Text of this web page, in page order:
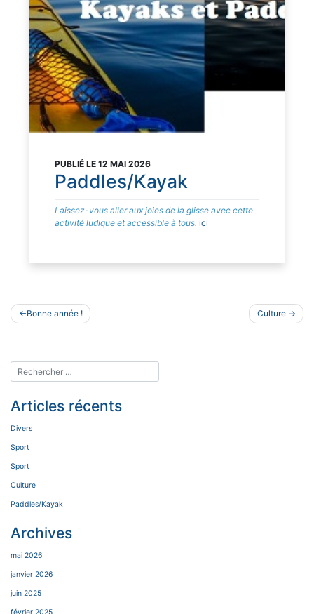
PUBLIÉ LE 12 MAI 2026
Paddles/Kayak
Laissez-vous aller aux joies de la glisse avec cette
activité ludique et accessible à tous. ici
Navigation
de
Bonne année ! Culture
Articles récents
Divers
Sport
Sport
Culture
Paddles/Kayak
Archives
mai 2026
janvier 2026
juin 2025